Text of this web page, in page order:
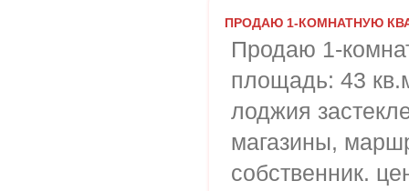
ПРОДАЮ 1-КОМНАТНУЮ
Продаю 1-
площадь: 43
лоджия
магазины,
собственник.